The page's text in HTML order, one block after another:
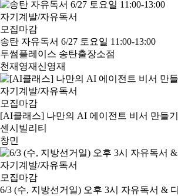
자기계발/자유독서
모집마감
송탄 자유독서 6/27 토요일 11:00-13:00
투썸플레이스 송탄출장소점
천재영재신영재
자기계발/자유독서
모집마감
[AI클래스] 나만의 AI 에이전트 비서 만들기
센시빌리티
창민
자기계발/자유독서
모집마감
6/3 (수, 지방선거일) 오후 3시 자유독서 &